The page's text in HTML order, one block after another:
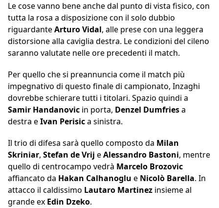
Le cose vanno bene anche dal punto di vista fisico, con
tutta la rosa a disposizione con il solo dubbio
riguardanteArturo Vidal, alle prese con una leggera
distorsione alla caviglia destra. Le condizioni del cileno
saranno valutate nelle ore precedenti il match.
Per quello che si preannuncia come il match più
impegnativo di questo finale di campionato, Inzaghi
dovrebbe schierare tutti i titolari. Spazio quindi a
Samir Handanovic in porta, Denzel Dumfriesa
destra eIvan Perisica sinistra.
Il trio di difesa sarà quello composto da Milan
Skriniar, Stefan de Vrij eAlessandro Bastoni, mentre
quello di centrocampo vedrà Marcelo Brozovic
affiancato da Hakan Calhanoglu e Nicolò Barella. In
attacco il caldissimo Lautaro Martinez insieme al
grande ex Edin Dzeko.